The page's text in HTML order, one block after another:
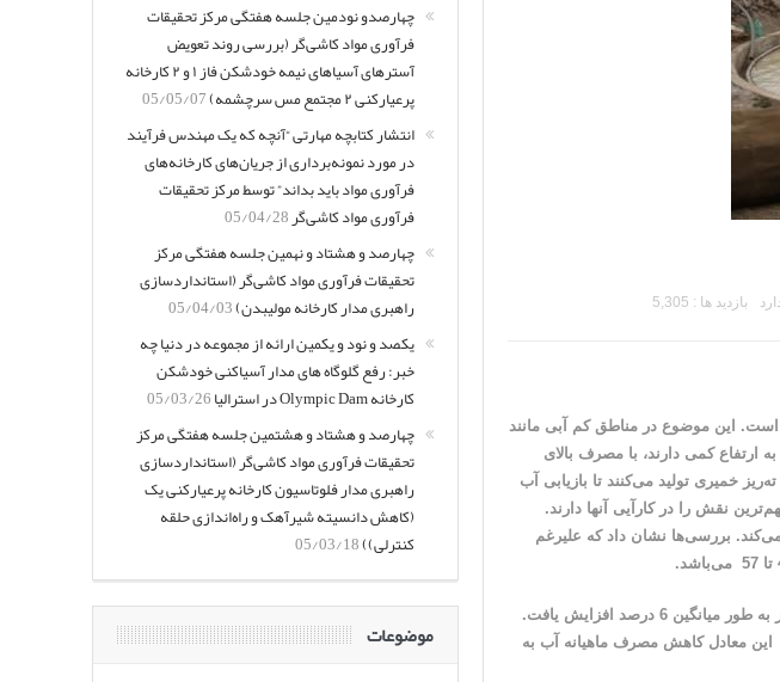
بازدید ها : 5,305
است. این موضوع در مناطق کم آبی مانند
کمی دارند، با مصرف بالای
خمیری تولید می‌کنند تا بازیابی آب
نقش را در کارآیی آنها دارند.
بررسی‌ها نشان داد که علیرغم
با بهینه‌سازی و اصلاح سیستم ساخت و توزیع فلوکولانت و راه‌اندازی تجهیزات کنترلی تیکنرها، غلظت ‌جامد ته‌ریز به طور میانگین 6 درصد افزایش یافت.
تغییرات افزایش پیدا کرد. این معادل کاهش مصرف ماهیانه آب به
چهارصدو نودمین جلسه هفتگی مرکز تحقیقات
فرآوری مواد کاشی‌گر (بررسی روند تعویض
آسترهای آسیاهای نیمه خودشکن فاز ۱ و ۲ کارخانه
پرعیارکنی ۲ مجتمع مس سرچشمه)
05/05/07
انتشار کتابچه مهارتی “آنچه که یک مهندس فرآیند
در مورد نمونه‌برداری از جریان‌های کارخانه‌های
فرآوری مواد باید بداند” توسط مرکز تحقیقات
فرآوری مواد کاشی‌گر05/04/28
چهارصد و هشتاد و نهمین جلسه هفتگی مرکز
تحقیقات فرآوری مواد کاشی‌گر (استانداردسازی
راهبری مدار کارخانه مولیبدن)05/04/03
یکصد و نود و یکمین ارائه از مجموعه در دنیا چه
خبر: رفع گلوگاه های مدار آسیاکنی خودشکن
کارخانه Olympic Dam در استرالیا
05/03/26
چهارصد و هشتاد و هشتمین جلسه هفتگی مرکز
تحقیقات فرآوری مواد کاشی‌گر (استانداردسازی
راهبری مدار فلوتاسیون کارخانه پرعیارکنی یک
(کاهش دانسیته شیرآهک و راه‌اندازی حلقه
کنترلی))05/03/18
موضوعات